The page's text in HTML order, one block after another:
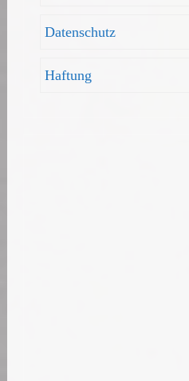
Datenschutz
Haftung